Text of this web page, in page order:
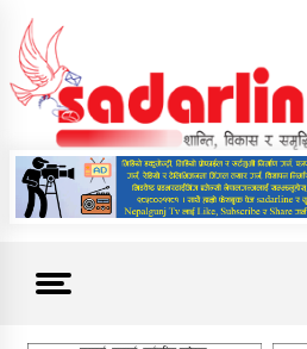
content
News For Nepal